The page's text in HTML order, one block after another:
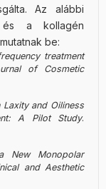
Az alábbi
és a kollagén
be:
treatment
of Cosmetic
and Oiliness
A Pilot Study.
New Monopolar
and Aesthetic